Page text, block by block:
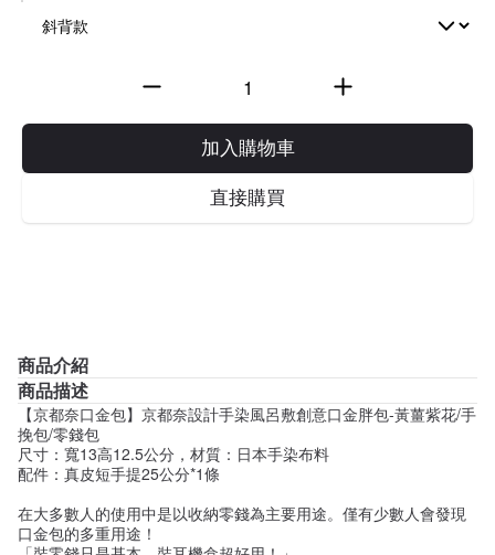
加入購物車
直接購買
商品介紹
商品描述
【京都奈口金包】京都奈設計手染風呂敷創意口金胖包-黃薑紫花/手
挽包/零錢包
尺寸：寬13高12.5公分，材質：日本手染布料
配件：真皮短手提25公分*1條
在大多數人的使用中是以收納零錢為主要用途。僅有少數人會發現
口金包的多重用途！